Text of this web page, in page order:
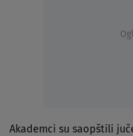
Akademci su saopštili